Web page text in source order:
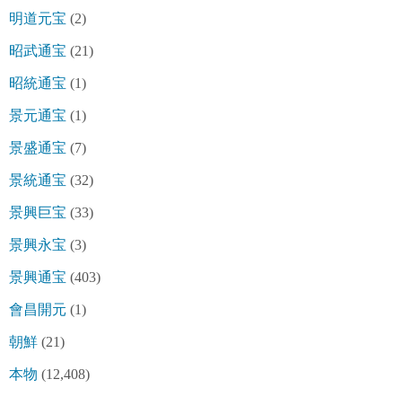
明道元宝 (2)
昭武通宝 (21)
昭統通宝 (1)
景元通宝 (1)
景盛通宝 (7)
景統通宝 (32)
景興巨宝 (33)
景興永宝 (3)
景興通宝 (403)
會昌開元 (1)
朝鮮 (21)
本物 (12,408)